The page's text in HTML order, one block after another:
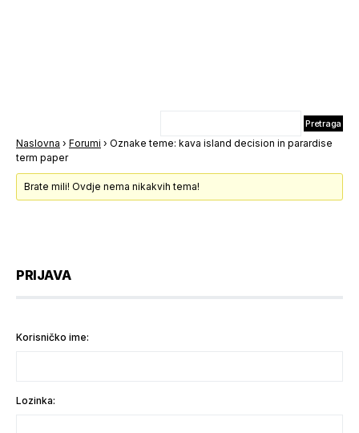
Naslovna › Forumi › Oznake teme: kava island decision in parardise
term paper
Brate mili! Ovdje nema nikakvih tema!
PRIJAVA
Korisničko ime:
Lozinka: